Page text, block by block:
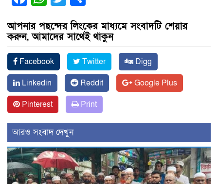
আপনার পছন্দের লিংকের মাধ্যমে সংবাদটি শেয়ার
করুন, আমাদের সাথেই থাকুন
Facebook Twitter
Digg
Linkedin
Reddit
Google Plus
Pinterest
Print
আরও সংবাদ দেখুন